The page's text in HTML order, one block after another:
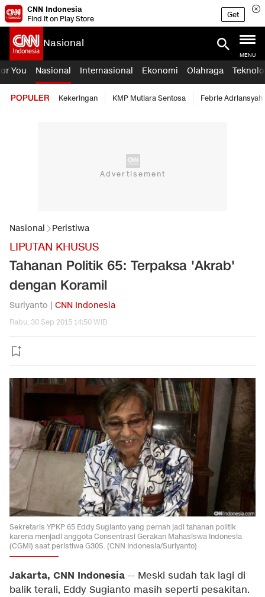
CNN Indonesia
Find it on Play Store
Get
Nasional
MENU
You Nasional Internasional Ekonomi Olahraga
POPULER Kekeringan KMP Mutiara Sentosa Febrie Adriansyah
Nasional Peristiwa
LIPUTAN KHUSUS
Tahanan Politik 65: Terpaksa 'Akrab'
dengan Koramil
Suriyanto | CNN Indonesia
Rabu, 30 Sep 2015 14:50 WIB
Sekretaris YPKP 65 Eddy Sugianto yang pernah jadi tahanan politik
karena menjadi anggota Consentrasi Gerakan Mahasiswa Indonesia
(CGMI) saat peristiwa G30S. (CNN Indonesia/Suriyanto)
Jakarta, CNN Indonesia -- Meski sudah tak lagi di
balik terali, Eddy Sugianto masih seperti pesakitan.